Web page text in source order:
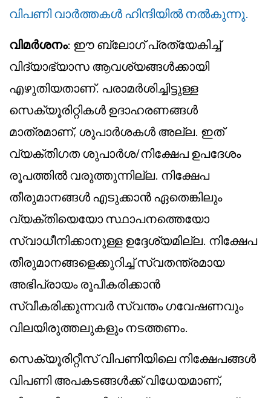
വിപണി വാർത്തകൾ ഹിന്ദിയിൽ നൽകുന്നു.
വിമർശനം: ഈ ബ്ലോഗ് പ്രത്യേകിച്ച്
വിദ്യാഭ്യാസ ആവശ്യങ്ങൾക്കായി
എഴുതിയതാണ്. പരാമർശിച്ചിട്ടുള്ള
സെക്യൂരിറ്റികൾ ഉദാഹരണങ്ങൾ
മാത്രമാണ്, ശുപാർശകൾ അല്ല. ഇത്
വ്യക്തിഗത ശുപാർശ/നിക്ഷേപ ഉപദേശം
രൂപത്തിൽ വരുത്തുന്നില്ല. നിക്ഷേപ
തീരുമാനങ്ങൾ എടുക്കാൻ ഏതെങ്കിലും
വ്യക്തിയെയോ സ്ഥാപനത്തെയോ
സ്വാധീനിക്കാനുള്ള ഉദ്ദേശ്യമില്ല. നിക്ഷേപ
തീരുമാനങ്ങളെക്കുറിച്ച് സ്വതന്ത്രമായ
അഭിപ്രായം രൂപീകരിക്കാൻ
സ്വീകരിക്കുന്നവർ സ്വന്തം ഗവേഷണവും
വിലയിരുത്തലുകളും നടത്തണം.
സെക്യൂരിറ്റീസ് വിപണിയിലെ നിക്ഷേപങ്ങൾ
വിപണി അപകടങ്ങൾക്ക് വിധേയമാണ്,